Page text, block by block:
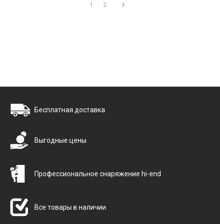
1 2
Бесплатная доставка
Выгодные цены
Профессиональное снаряжение hi-end
Все товары в наличии